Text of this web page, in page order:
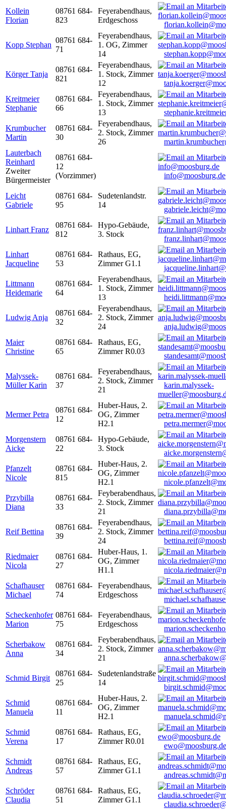
Kollein
Florian
08761 684-
823
Feyerabendhaus,
Erdgeschoss
Kopp Stephan
08761 684-
71
Feyerabendhaus,
1. OG, Zimmer
14
Körger Tanja
08761 684-
821
Feyerabendhaus,
1. Stock, Zimmer
12
Kreitmeier
Stephanie
08761 684-
66
Feyerabendhaus,
1. Stock, Zimmer
13
Krumbucher
Martin
08761 684-
30
Feyerabendhaus,
2. Stock, Zimmer
26
Lauterbach
Reinhard
Zweiter
Bürgermeister
08761 684-
12
(Vorzimmer)
info@moosburg.de
Leicht
Gabriele
08761 684-
95
Sudetenlandstr.
14
Linhart Franz
08761 684-
812
Hypo-Gebäude,
3. Stock
Linhart
Jacqueline
08761 684-
53
Rathaus, EG,
Zimmer G1.1
Littmann
Heidemarie
08761 684-
64
Feyerabendhaus,
1. Stock, Zimmer
13
Ludwig Anja
08761 684-
32
Feyerabendhaus,
2. Stock, Zimmer
24
Maier
Christine
08761 684-
65
Rathaus, EG,
Zimmer R0.03
Malyssek-
Müller Karin
08761 684-
37
Feyerabendhaus,
2. Stock, Zimmer
21
karin.malyssek-
Mermer Petra
08761 684-
12
Huber-Haus, 2.
OG, Zimmer
H2.1
Morgenstern
Aicke
08761 684-
22
Hypo-Gebäude,
3. Stock
Pfanzelt
Nicole
08761 684-
815
Huber-Haus, 2.
OG, Zimmer
H2.1
Przybilla
Diana
08761 684-
33
Feyberabendhaus,
2. Stock, Zimmer
21
Reif Bettina
08761 684-
39
Feyerabendhaus,
2. Stock, Zimmer
24
Riedmaier
Nicola
08761 684-
27
Huber-Haus, 1.
OG, Zimmer
H1.1
Schafhauser
Michael
08761 684-
74
Feyerabendhaus,
Erdgeschoss
Scheckenhofer
Marion
08761 684-
75
Feyerabendhaus,
Erdgeschoss
Scherbakow
Anna
08761 684-
34
Feyberabendhaus,
2. Stock, Zimmer
21
Schmid Birgit
08761 684-
25
Sudetenlandstraße
14
Schmid
Manuela
08761 684-
11
Huber-Haus, 2.
OG, Zimmer
H2.1
Schmid
Verena
08761 684-
17
Rathaus, EG,
Zimmer R0.01
ewo@moosburg.de
Schmidt
Andreas
08761 684-
57
Rathaus, EG,
Zimmer G1.1
Schröder
Claudia
08761 684-
51
Rathaus, EG,
Zimmer G1.1